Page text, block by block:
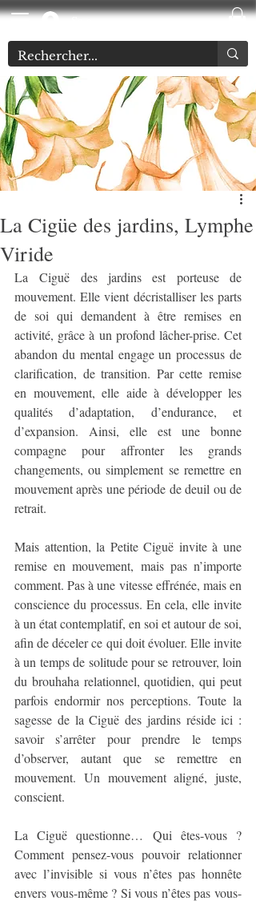
Se connecter
La Cigüe des jardins, Lymphe
Viride
La Ciguë des jardins est porteuse de
mouvement. Elle vient décristalliser les parts
de soi qui demandent à être remises en
activité, grâce à un profond lâcher-prise. Cet
abandon du mental engage un processus de
clarification, de transition. Par cette remise
en mouvement, elle aide à développer les
qualités d’adaptation, d’endurance, et
d’expansion. Ainsi, elle est une bonne
compagne pour affronter les grands
changements, ou simplement se remettre en
mouvement après une période de deuil ou de
retrait.
Mais attention, la Petite Ciguë invite à une
remise en mouvement, mais pas n’importe
comment. Pas à une vitesse effrénée, mais en
conscience du processus. En cela, elle invite
à un état contemplatif, en soi et autour de soi,
afin de déceler ce qui doit évoluer. Elle invite
à un temps de solitude pour se retrouver, loin
du brouhaha relationnel, quotidien, qui peut
parfois endormir nos perceptions. Toute la
sagesse de la Ciguë des jardins réside ici :
savoir s’arrêter pour prendre le temps
d’observer, autant que se remettre en
mouvement. Un mouvement aligné, juste,
conscient.
La Ciguë questionne… Qui êtes-vous ?
Comment pensez-vous pouvoir relationner
avec l’invisible si vous n’êtes pas honnête
envers vous-même ? Si vous n’êtes pas vous-